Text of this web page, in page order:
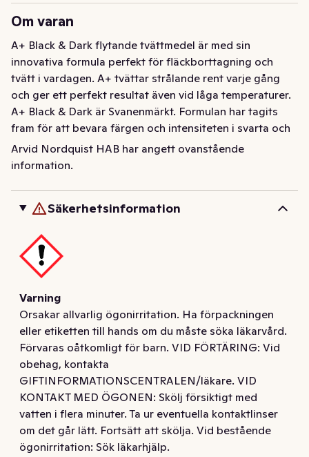
Om varan
A+ Black & Dark flytande tvättmedel är med sin
innovativa formula perfekt för fläckborttagning och
tvätt i vardagen. A+ tvättar strålande rent varje gång
och ger ett perfekt resultat även vid låga temperaturer.
A+ Black & Dark är Svanenmärkt. Formulan har tagits
fram för att bevara färgen och intensiteten i svarta och
mörka kläder så bra som möjligt. Effektiv redan vid 30
grader. Dosera rätt i förhållande till nedsmutsning och
och är skadligt för miljön. Sänk temperaturen under
normala tvättprogram för att skydda miljön. Flaskan är
återvinningsbar. Finns i storleken 880ml. Låg dosering
räcker för upp till 22 tvättar.
A+ Black & Dark flytande tvättmedel är med sin
innovativa formula perfekt för fläckborttagning och
tvätt i vardagen. A+ tvättar strålande rent varje gång
och ger ett perfekt resultat även vid låga temperaturer.
A+ Black & Dark är Svanenmärkt. Formulan har tagits
fram för att bevara färgen och intensiteten i svarta och
mörka kläder så bra som möjligt. Effektiv redan vid 30
grader. Dosera rätt i förhållande till nedsmutsning och
vattenhårdhet. Överdosering bidrar inte till renare tvätt
och är skadligt för miljön. Sänk temperaturen under
normala tvättprogram för att skydda miljön. Flaskan är
Arvid Nordquist HAB har angett ovanstående
information.
Säkerhetsinformation
Varning
Orsakar allvarlig ögonirritation. Ha förpackningen
eller etiketten till hands om du måste söka läkarvård.
Förvaras oåtkomligt för barn. VID FÖRTÄRING: Vid
obehag, kontakta
GIFTINFORMATIONSCENTRALEN/läkare. VID
KONTAKT MED ÖGONEN: Skölj försiktigt med
vatten i flera minuter. Ta ur eventuella kontaktlinser
om det går lätt. Fortsätt att skölja. Vid bestående
ögonirritation: Sök läkarhjälp.